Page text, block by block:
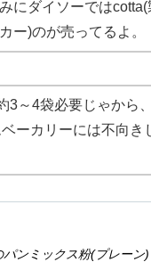
にダイソーではcotta(
ー)のが売ってるよ。
3～4袋必要じゃから
ーカリーには不向き
ンミックス粉(プレーン)